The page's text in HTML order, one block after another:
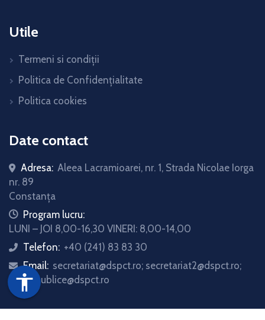
accessibility
Utile
Termeni si condiții
Politica de Confidențialitate
Politica cookies
Date contact
Adresa: Aleea Lacramioarei, nr. 1, Strada Nicolae Iorga
nr. 89
Constanța
iconProgram lucru:
LUNI – JOI 8,00-16,30 VINERI: 8,00-14,00
icon
Telefon: +40 (241) 83 83 30
icon
Email: secretariat@dspct.ro; secretariat2@dspct.ro;
relatii.publice@dspct.ro